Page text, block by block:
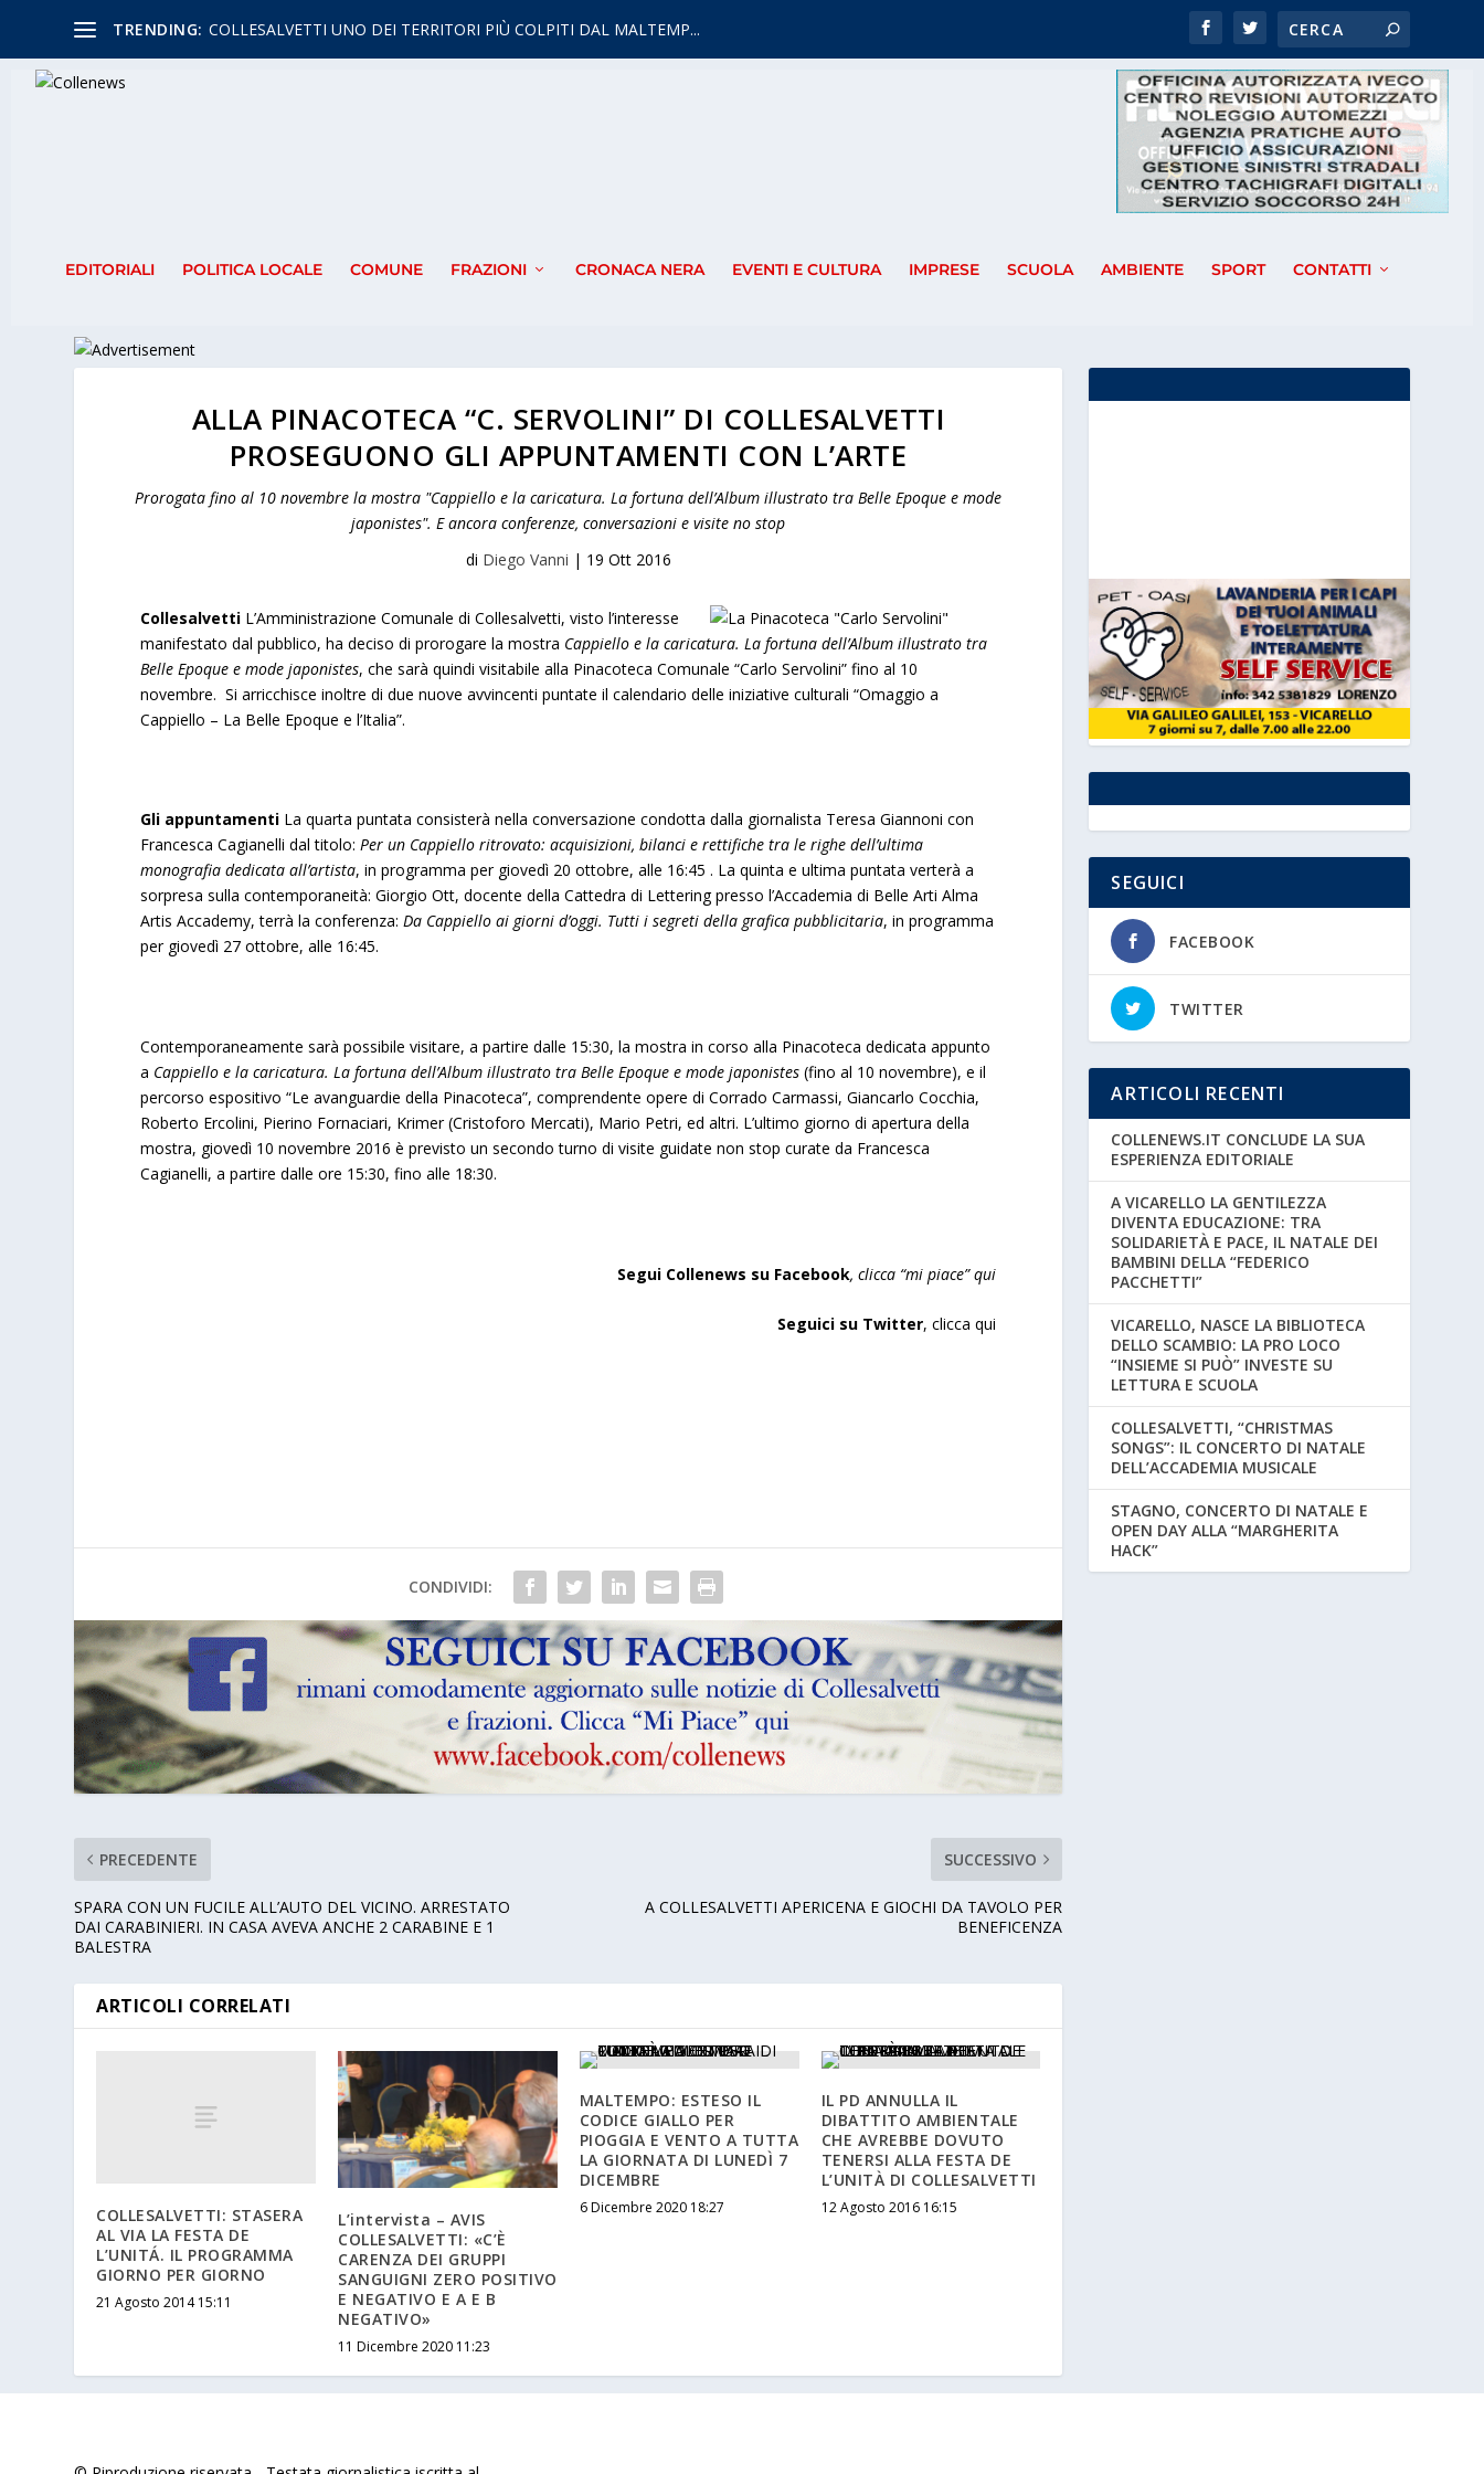
TRENDING: COLLESALVETTI UNO DEI TERRITORI PIÙ COLPITI DAL MALTEMP...
EDITORIALI POLITICA LOCALE COMUNE FRAZIONI CRONACA NERA EVENTI E CULTURA IMPRESE SCUOLA AMBIENTE SPORT CONTATTI
ALLA PINACOTECA “C. SERVOLINI” DI COLLESALVETTI
PROSEGUONO GLI APPUNTAMENTI CON L’ARTE
Prorogata fino al 10 novembre la mostra "Cappiello e la caricatura. La fortuna dell’Album illustrato tra Belle Epoque e mode
japonistes". E ancora conferenze, conversazioni e visite no stop
di Diego Vanni | 19 Ott 2016
Collesalvetti L’Amministrazione Comunale di Collesalvetti, visto l’interesse
manifestato dal pubblico, ha deciso di prorogare la mostra Cappiello e la caricatura. La fortuna dell’Album illustrato tra
Belle Epoque e mode japonistes, che sarà quindi visitabile alla Pinacoteca Comunale “Carlo Servolini” fino al 10
novembre. Si arricchisce inoltre di due nuove avvincenti puntate il calendario delle iniziative culturali “Omaggio a
Cappiello – La Belle Epoque e l’Italia”.
Gli appuntamenti La quarta puntata consisterà nella conversazione condotta dalla giornalista Teresa Giannoni con
Francesca Cagianelli dal titolo:Per un Cappiello ritrovato: acquisizioni, bilanci e rettifiche tra le righe dell’ultima
monografia dedicata all’artista, in programma per giovedì 20 ottobre, alle 16:45 . La quinta e ultima puntata verterà a
sorpresa sulla contemporaneità: Giorgio Ott, docente della Cattedra di Lettering presso l’Accademia di Belle Arti Alma
Artis Accademy, terrà la conferenza:Da Cappiello ai giorni d’oggi. Tutti i segreti della grafica pubblicitaria, in programma
per giovedì 27 ottobre, alle 16:45.
Contemporaneamente sarà possibile visitare, a partire dalle 15:30, la mostra in corso alla Pinacoteca dedicata appunto
a Cappiello e la caricatura. La fortuna dell’Album illustrato tra Belle Epoque e mode japonistes (fino al 10 novembre), e il
percorso espositivo “Le avanguardie della Pinacoteca”, comprendente opere di Corrado Carmassi, Giancarlo Cocchia,
Roberto Ercolini, Pierino Fornaciari, Krimer (Cristoforo Mercati), Mario Petri, ed altri. L’ultimo giorno di apertura della
mostra, giovedì 10 novembre 2016 è previsto un secondo turno di visite guidate non stop curate da Francesca
Cagianelli, a partire dalle ore 15:30, fino alle 18:30.
Segui Collenews su Facebook, clicca “mi piace”qui
Seguici su Twitter,clicca qui
CONDIVIDI:
PRECEDENTE
SPARA CON UN FUCILE ALL’AUTO DEL VICINO. ARRESTATO
DAI CARABINIERI. IN CASA AVEVA ANCHE 2 CARABINE E 1
BALESTRA
SUCCESSIVO
A COLLESALVETTI APERICENA E GIOCHI DA TAVOLO PER
BENEFICENZA
ARTICOLI CORRELATI
COLLESALVETTI: STASERA
AL VIA LA FESTA DE
L’UNITÁ. IL PROGRAMMA
GIORNO PER GIORNO
21 Agosto 2014 15:11
L’intervista – AVIS
COLLESALVETTI: «C’È
CARENZA DEI GRUPPI
SANGUIGNI ZERO POSITIVO
E NEGATIVO E A E B
NEGATIVO»
11 Dicembre 2020 11:23
MALTEMPO: ESTESO IL
CODICE GIALLO PER
PIOGGIA E VENTO A TUTTA
LA GIORNATA DI LUNEDÌ 7
DICEMBRE
6 Dicembre 2020 18:27
IL PD ANNULLA IL
DIBATTITO AMBIENTALE
CHE AVREBBE DOVUTO
TENERSI ALLA FESTA DE
L’UNITÀ DI COLLESALVETTI
12 Agosto 2016 16:15
SEGUICI
FACEBOOK
TWITTER
ARTICOLI RECENTI
COLLENEWS.IT CONCLUDE LA SUA
ESPERIENZA EDITORIALE
A VICARELLO LA GENTILEZZA
DIVENTA EDUCAZIONE: TRA
SOLIDARIETÀ E PACE, IL NATALE DEI
BAMBINI DELLA “FEDERICO
PACCHETTI”
VICARELLO, NASCE LA BIBLIOTECA
DELLO SCAMBIO: LA PRO LOCO
“INSIEME SI PUÒ” INVESTE SU
LETTURA E SCUOLA
COLLESALVETTI, “CHRISTMAS
SONGS”: IL CONCERTO DI NATALE
DELL’ACCADEMIA MUSICALE
STAGNO, CONCERTO DI NATALE E
OPEN DAY ALLA “MARGHERITA
HACK”